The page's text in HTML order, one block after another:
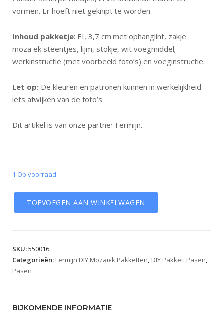
vormen. Er hoeft niet geknipt te worden.
Inhoud pakketje: EI, 3,7 cm met ophanglint, zakje
mozaïek steentjes, lijm, stokje, wit voegmiddel;
werkinstructie (met voorbeeld foto’s) en voeginstructie.
Let op: De kleuren en patronen kunnen in werkelijkheid
iets afwijken van de foto’s.
Dit artikel is van onze partner Fermijn.
1 Op voorraad
TOEVOEGEN AAN WINKELWAGEN
SKU:550016
Categorieën: Fermijn DIY Mozaïek Pakketten, DIY Pakket, Pasen,
Pasen
BIJKOMENDE INFORMATIE